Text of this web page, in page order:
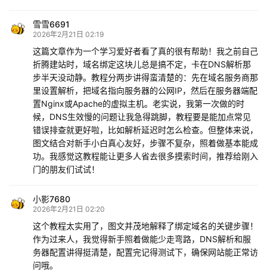
雪雪6691
2026年2月21日 02:19
这篇文章作为一个学习爱好者看了真的很有帮助！我之前自己
折腾建站时，域名绑定这块儿总是搞不定，卡在DNS解析那
步半天没动静。教程分两步讲得蛮清楚的：先在域名服务商那
里设置解析，把域名指向服务器的公网IP，然后在服务器端配
置Nginx或Apache的虚拟主机。老实说，我第一次做的时
候，DNS生效慢的问题让我急得跳脚，教程要是能加点常见
错误排查就更好啦，比如解析延迟时怎么检查。但整体来说，
图文结合对新手小白真心友好，步骤不复杂，照着做基本能成
功。我感觉这教程能让更多人省去很多摸索时间，推荐给刚入
门的朋友们试试！
小影7680
2026年2月21日 02:20
这个教程太实用了，图文并茂地解释了绑定域名的关键步骤！
作为过来人，我觉得新手照着做能少走弯路，DNS解析和服
务器配置讲得挺清楚，配置完记得测试下，确保网站能正常访
问哦。